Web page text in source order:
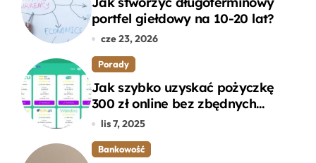
portfel giełdowy na 10-20 lat?
cze 23, 2026
Porady
Jak szybko uzyskać pożyczkę
300 zł online bez zbędnych
formalności?
lis 7, 2025
Bankowość